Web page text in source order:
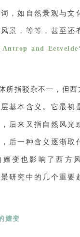
，如自然景观与文
景，等等，甚至还
Antrop and
所指驳杂不一，但西
基本含义。它最初
后来又指自然风光
后一种含义逐渐取
嬗变也影响了西方
研究中的几个重要
嬗变